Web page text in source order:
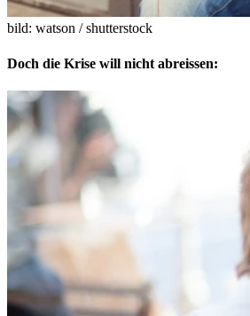
bild: watson / shutterstock
Doch die Krise will nicht abreissen: